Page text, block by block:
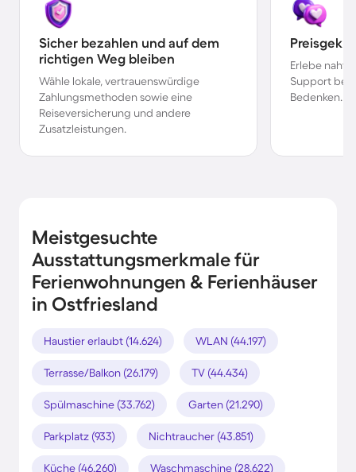
Sicher bezahlen und auf dem
richtigen Weg bleiben
Wähle lokale, vertrauenswürdige
Zahlungsmethoden sowie eine
Reiseversicherung und andere
Zusatzleistungen.
Erlebe
Support bei
Bedenken.
Meistgesuchte
Ausstattungsmerkmale für
Ferienwohnungen & Ferienhäuser
in Ostfriesland
Haustier erlaubt (14.624) WLAN (44.197)
Terrasse/Balkon (26.179) TV (44.434)
Spülmaschine (33.762) Garten (21.290)
Parkplatz (933) Nichtraucher (43.851)
Küche (46.260) Waschmaschine (28.622)